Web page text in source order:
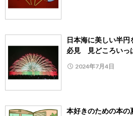
日本海に美しい半
必見 見どころいっ
2024年7月4日
本好きのための本